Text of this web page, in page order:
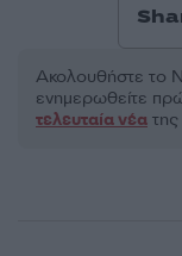
Ακολουθήστε το
ενημερωθείτε
τελευταία νέα